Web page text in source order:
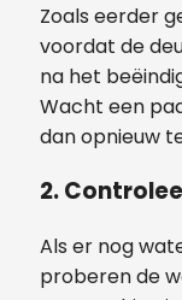
Zoals eerder
voordat de
na het
Wacht een
dan opnieuw
2.
Als er nog
proberen de